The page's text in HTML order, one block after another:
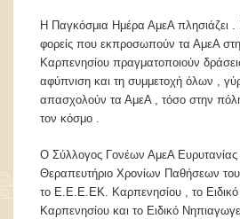
Η Παγκόσμια Ημέρα ΑμεΑ πλησιάζει
φορείς που εκπροσωπούν τα ΑμεΑ
Καρπενησίου πραγματοποιούν
αφύπνιση και τη συμμετοχή όλων ,
απασχολούν τα ΑμεΑ , τόσο στην
τον κόσμο .
Ο Σύλλογος Γονέων ΑμεΑ
Θεραπευτήριο Χρονίων Παθήσεων
το Ε.Ε.Ε.ΕΚ. Καρπενησίου , το Ειδικό
Καρπενησίου και το Ειδικό